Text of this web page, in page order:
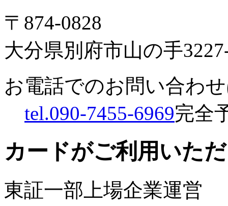
〒874-0828
大分県別府市山の手
お電話でのお問い合わ
tel.090-7455-6969完全
カードがご利用いた
東証一部上場企業運営